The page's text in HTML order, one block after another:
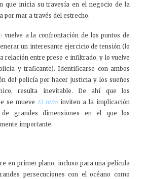
que inicia su travesía en el negocio de la
por mar a través del estrecho.
vuelve a la confrontación de los puntos de
un interesante ejercicio de tensión (lo
relación entre preso e infiltrado, y lo vuelve
y traficante). Identificarse con ambos
del policía por hacer justicia y los sueños
resulta inevitable. De ahí que los
se mueve El niño inviten a la implicación
grandes dimensiones en el que los
importante.
en primer plano, incluso para una película
persecuciones con el océano como